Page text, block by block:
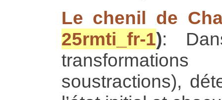
Le chenil de
25rmti_fr-1):
soustractions),